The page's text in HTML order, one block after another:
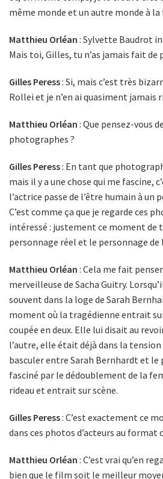
même monde et un autre monde à la
Matthieu Orléan : Sylvette Baudrot
Mais toi, Gilles, tu n’as jamais fait de
Gilles Peress: Si, mais c’est très
Rollei et je n’en ai quasiment jamais
Matthieu Orléan : Que pensez-vous
photographes ?
Gilles Peress: En tant que
mais il y a une chose qui me fascine,
l’actrice passe de l’être humain à un
C’est comme ça que je regarde ces
intéressé : justement ce moment
personnage réel et le personnage de
Matthieu Orléan : Cela me fait
merveilleuse de Sacha Guitry.
souvent dans la loge de Sarah
moment où la tragédienne entrait
coupée en deux. Elle lui disait au
l’autre, elle était déjà dans la
basculer entre Sarah Bernhardt et
fasciné par le dédoublement de la
rideau et entrait sur scène.
Gilles Peress: C’est exactement ce
dans ces photos d’acteurs au format
Matthieu Orléan : C’est vrai qu’en
bien que le film soit le meilleur